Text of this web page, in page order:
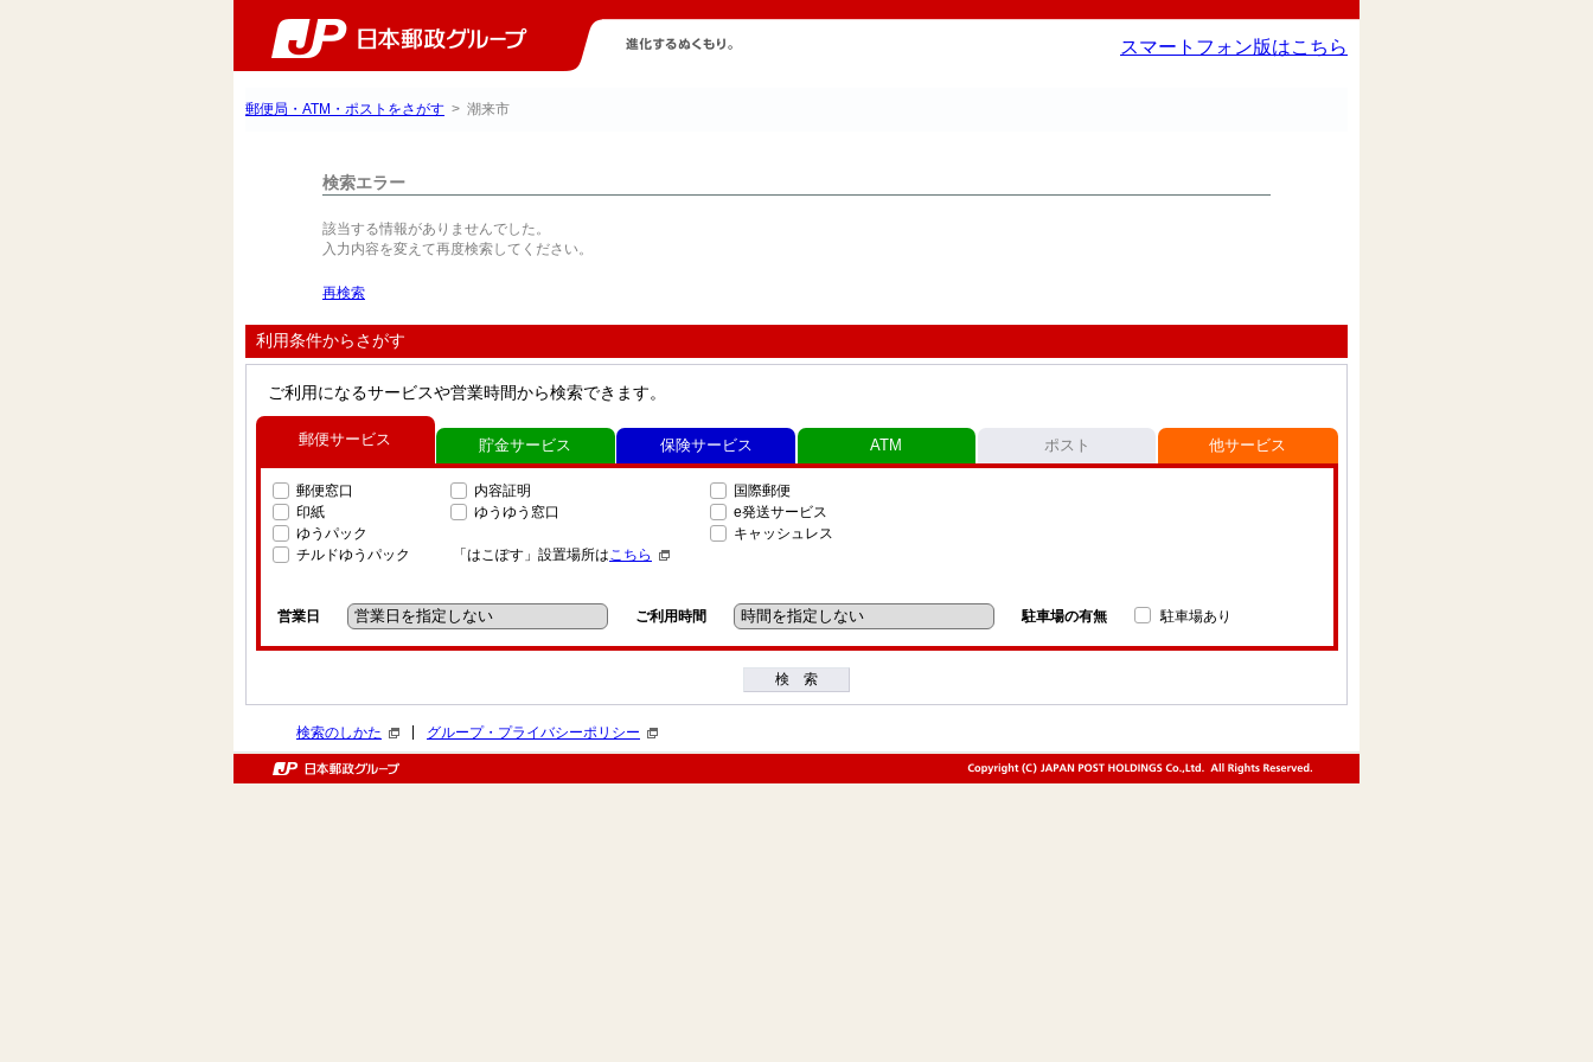
スマートフォン版はこちら
郵便局・ATM・ポストをさがす > 潮来市
検索エラー
該当する情報がありませんでした。
入力内容を変えて再度検索してください。
再検索
利用条件からさがす
ご利用になるサービスや営業時間から検索できます。
郵便サービス
郵便窓口
印紙
ゆうパック
チルドゆうパック
内容証明
ゆうゆう窓口
「はこぽす」設置場所はこちら
国際郵便
e発送サービス
キャッシュレス
営業日 ご利用時間 駐車場の有無 駐車場あり
貯金サービス 保険サービス ATM ポスト 他サービス
検 索
検索のしかた グループ・プライバシーポリシー